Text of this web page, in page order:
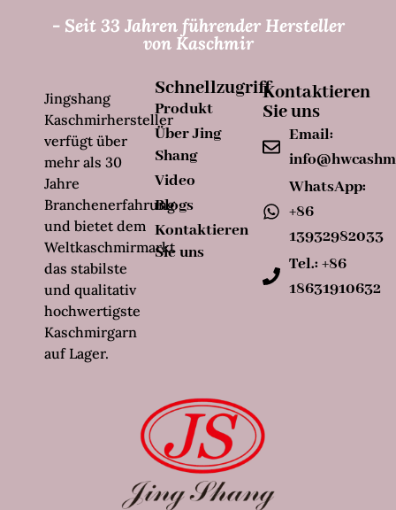
- Seit 33 Jahren führender Hersteller
von Kaschmir
Schnellzugriff
Produkt
Über Jing
Shang
Video
Blogs
Kontaktieren
Sie uns
Kontaktieren
Sie uns
Email:
WhatsApp:
+86
13932982033
Tel.: +86
18631910632
Jingshang
Kaschmirhersteller
verfügt über
mehr als 30
Jahre
Branchenerfahrung
und bietet dem
Weltkaschmirmarkt
das stabilste
und qualitativ
hochwertigste
Kaschmirgarn
auf Lager.